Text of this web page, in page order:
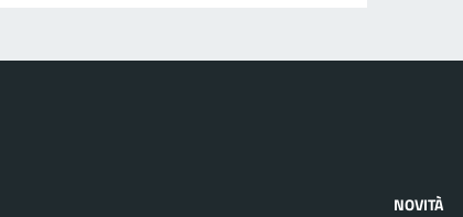
NOVITÀ